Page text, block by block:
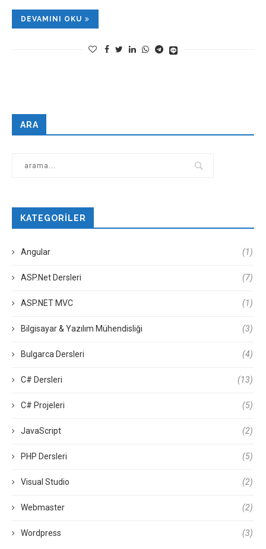
DEVAMINI OKU
ARA
KATEGORILER
Angular (1)
ASP.Net Dersleri (7)
ASP.NET MVC (1)
Bilgisayar & Yazılım Mühendisliği (3)
Bulgarca Dersleri (4)
C# Dersleri (13)
C# Projeleri (5)
JavaScript (2)
PHP Dersleri (5)
Visual Studio (2)
Webmaster (2)
Wordpress (3)